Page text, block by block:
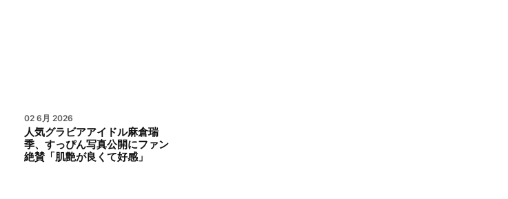
02 6月 2026
人気グラビアアイドル麻倉瑞
季、すっぴん写真公開にファン
絶賛「肌艶が良くて好感」